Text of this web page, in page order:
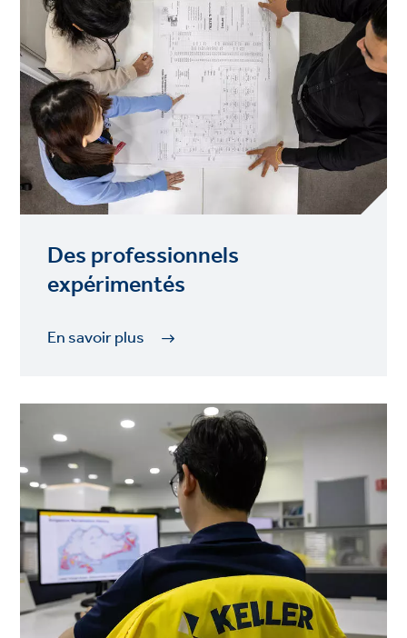
Des professionnels
expérimentés
En savoir plus